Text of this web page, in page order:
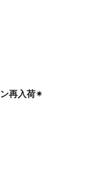
再入荷✴︎